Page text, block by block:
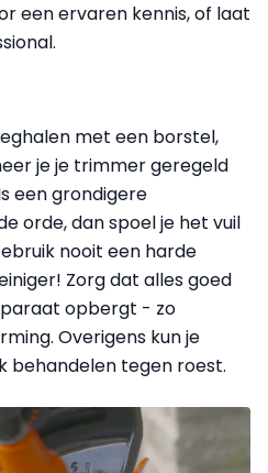
een ervaren kennis, of laat
met een borstel,
je je trimmer geregeld
een grondigere
orde, dan spoel je het vuil
nooit een harde
Zorg dat alles goed
opbergt - zo
Overigens kun je
behandelen tegen roest.